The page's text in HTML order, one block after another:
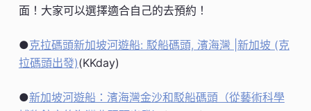
面！大家可以選擇適合自己的去預約！
●克拉碼頭新加坡河遊船: 駁船碼頭, 濱海灣 |新加坡 (克
拉碼頭出發)(KKday)
●新加坡河遊船：濱海灣金沙和駁船碼頭（從藝術科學